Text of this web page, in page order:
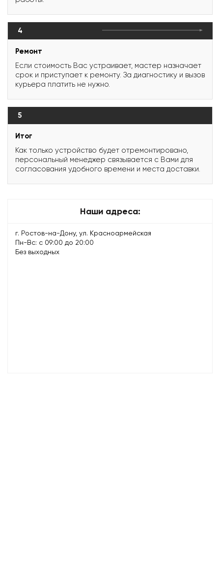
4
Ремонт
Если стоимость Вас устраивает, мастер назначает
срок и приступает к ремонту. За диагностику и вызов
курьера платить не нужно.
5
Итог
Как только устройство будет отремонтировано,
персональный менеджер связывается с Вами для
согласования удобного времени и места доставки.
Наши адреса:
г. Ростов-на-Дону, ул. Красноармейская
Пн-Вс: с 09:00 до 20:00
Без выходных